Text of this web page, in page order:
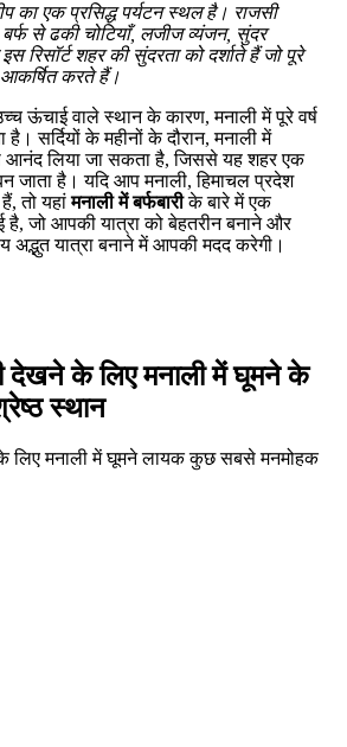
का एक प्रसिद्ध पर्यटन स्थल है। राजसी
बर्फ से ढकी चोटियाँ, लजीज व्यंजन, सुंदर
रिसॉर्ट शहर की सुंदरता को दर्शाते हैं जो पूरे
आकर्षित करते हैं।
ऊंचाई वाले स्थान के कारण, मनाली में पूरे वर्ष
है। सर्दियों के महीनों के दौरान, मनाली में
आनंद लिया जा सकता है, जिससे यह शहर एक
जाता है। यदि आप मनाली, हिमाचल प्रदेश
तो यहांमनाली में बर्फबारीके बारे में एक
गई है, जो आपकी यात्रा को बेहतरीन बनाने और
अद्भुत यात्रा बनाने में आपकी मदद करेगी।
देखने के लिए मनाली में घूमने के
स्थान
के लिए मनाली में घूमने लायक कुछ सबसे मनमोहक